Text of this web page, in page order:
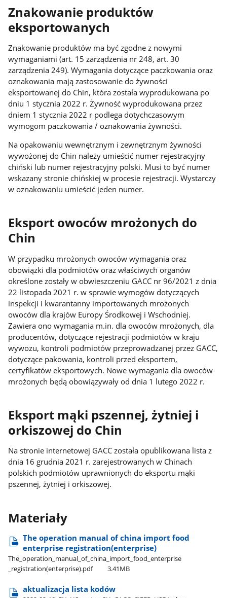
Znakowanie produktów
eksportowanych
Znakowanie produktów ma być zgodne z nowymi
wymaganiami (art. 15 zarządzenia nr 248, art. 30
zarządzenia 249). Wymagania dotyczące paczkowania oraz
oznakowania mają zastosowanie do żywności
eksportowanej do Chin, która została wyprodukowana po
dniu 1 stycznia 2022 r. Żywność wyprodukowana przez
dniem 1 stycznia 2022 r podlega dotychczasowym
wymogom paczkowania / oznakowania żywności.
Na opakowaniu wewnętrznym i zewnętrznym żywności
wywożonej do Chin należy umieścić numer rejestracyjny
chiński lub numer rejestracyjny polski. Musi to być numer
wskazany stronie chińskiej w procesie rejestracji. Wystarczy
w oznakowaniu umieścić jeden numer.
Eksport owoców mrożonych do
Chin
W przypadku mrożonych owoców wymagania oraz
obowiązki dla podmiotów oraz właściwych organów
określone zostały w obwieszczeniu GACC nr 96/2021 z dnia
22 listopada 2021 r. w sprawie wymogów dotyczących
inspekcji i kwarantanny importowanych mrożonych
owoców dla krajów Europy Środkowej i Wschodniej.
Zawiera ono wymagania m.in. dla owoców mrożonych, dla
producentów, dotyczące rejestracji podmiotów w kraju
wywozu, kontroli podmiotów przeprowadzanej przez GACC,
dotyczące pakowania, kontroli przed eksportem,
certyfikatów eksportowych. Nowe wymagania dla owoców
mrożonych będą obowiązywały od dnia 1 lutego 2022 r.
Eksport mąki pszennej, żytniej i
orkiszowej do Chin
Na stronie internetowej GACC została opublikowana lista z
dnia 16 grudnia 2021 r. zarejestrowanych w Chinach
polskich podmiotów uprawnionych do eksportu mąki
pszennej, żytniej i orkiszowej.
Materiały
The operation manual of china import food
enterprise registration(enterprise)
The​_operation​_manual​_of​_china​_import​_food​_enterprise​
_registration(enterprise).pdf
3.41MB
aktualizacja lista kodów